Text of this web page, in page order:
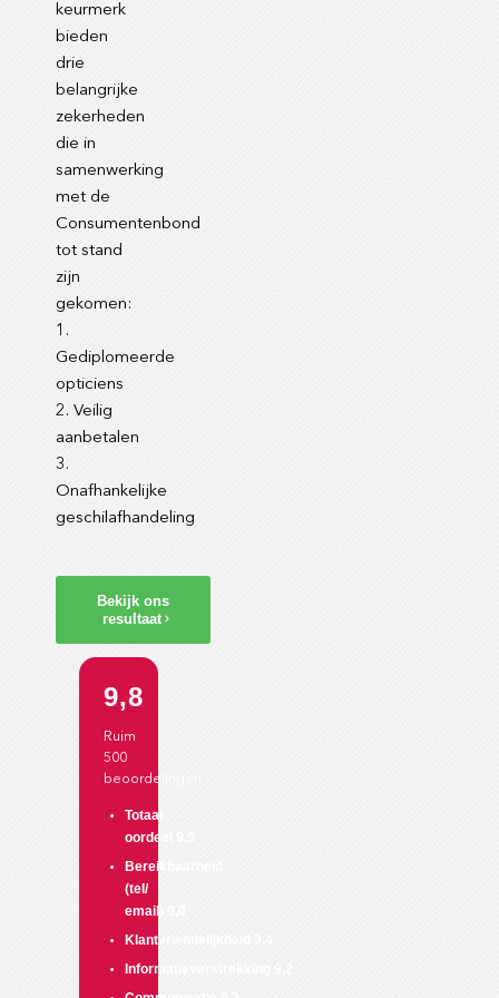
keurmerk
bieden
drie
belangrijke
zekerheden
die in
samenwerking
met de
Consumentenbond
tot stand
zijn
gekomen:
1.
Gediplomeerde
opticiens
2. Veilig
aanbetalen
3.
Onafhankelijke
geschilafhandeling
Bekijk ons
resultaat
9,8
Ruim
500
beoordelingen
Totaal
oordeel
Bereikbaarheid
(tel/
email)
Klantvriendelijkheid
Informatieverstrekking